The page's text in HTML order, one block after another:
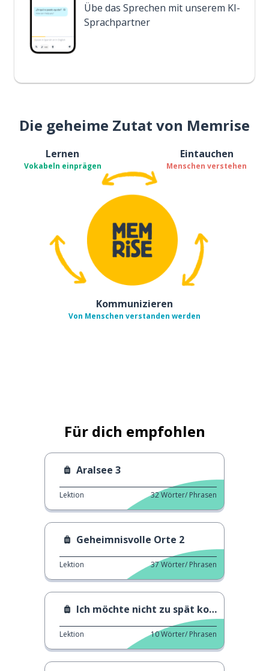
Übe das Sprechen mit unserem KI-
Sprachpartner
Die geheime Zutat von Memrise
Lernen
Vokabeln einprägen
Eintauchen
Menschen verstehen
Kommunizieren
Von Menschen verstanden werden
Für dich empfohlen
Aralsee 3
Lektion 32Wörter/ Phrasen
Geheimnisvolle Orte 2
Lektion 37Wörter/ Phrasen
Ich möchte nicht zu spät kommen
Lektion 10Wörter/ Phrasen